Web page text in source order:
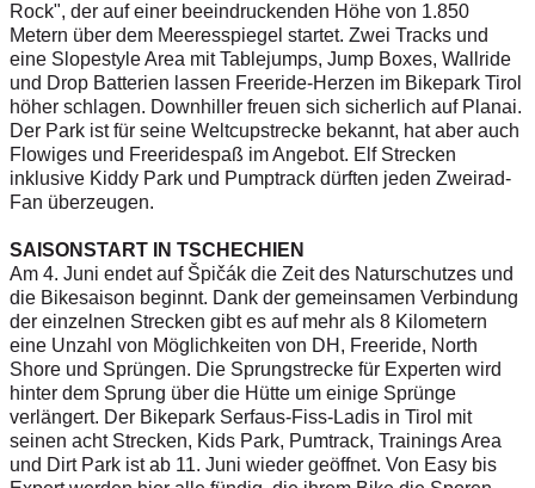
Rock", der auf einer beeindruckenden Höhe von 1.850
Metern über dem Meeresspiegel startet. Zwei Tracks und
eine Slopestyle Area mit Tablejumps, Jump Boxes, Wallride
und Drop Batterien lassen Freeride-Herzen im Bikepark Tirol
höher schlagen. Downhiller freuen sich sicherlich auf Planai.
Der Park ist für seine Weltcupstrecke bekannt, hat aber auch
Flowiges und Freeridespaß im Angebot. Elf Strecken
inklusive Kiddy Park und Pumptrack dürften jeden Zweirad-
Fan überzeugen.
SAISONSTART IN TSCHECHIEN
Am 4. Juni endet auf Špičák die Zeit des Naturschutzes und
die Bikesaison beginnt. Dank der gemeinsamen Verbindung
der einzelnen Strecken gibt es auf mehr als 8 Kilometern
eine Unzahl von Möglichkeiten von DH, Freeride, North
Shore und Sprüngen. Die Sprungstrecke für Experten wird
hinter dem Sprung über die Hütte um einige Sprünge
verlängert. Der Bikepark Serfaus-Fiss-Ladis in Tirol mit
seinen acht Strecken, Kids Park, Pumtrack, Trainings Area
und Dirt Park ist ab 11. Juni wieder geöffnet. Von Easy bis